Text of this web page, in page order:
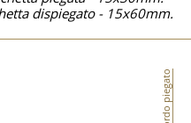
dispiegato - 15x60mm.
Bordo piegato